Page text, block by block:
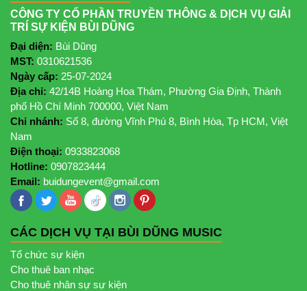
CÔNG TY CỔ PHẦN TRUYỀN THÔNG & DỊCH VỤ GIẢI
TRÍ SỰ KIỆN BÙI DŨNG
Đại diện: Bùi Dũng
MST: 0310621536
Ngày cấp: 25-07-2024
Địa chỉ: 42/14B Hoàng Hoa Thám, Phường Gia Định, Thành
phố Hồ Chí Minh 700000, Việt Nam
Chi nhánh: Số 8, đường Vĩnh Phú 8, Bình Hòa, Tp HCM, Việt
Nam
Điện thoại: 0933823068
Hotline: 0907823444
Email: buidungevent@gmail.com
CÁC DỊCH VỤ TẠI BÙI DŨNG MUSIC
Tổ chức sự kiện
Cho thuê ban nhạc
Cho thuê nhân sự sự kiện